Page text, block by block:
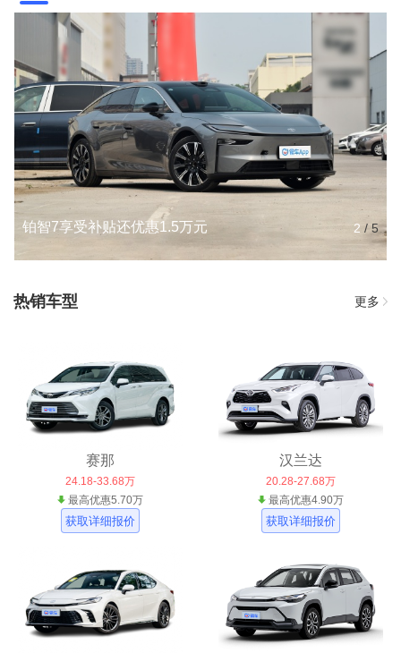
铂智7享受补贴还优惠1.5万元 2 /5
热销车型 更多
赛那
24.18-33.68万
最高优惠5.70万
获取详细报价
汉兰达
20.28-27.68万
最高优惠4.90万
获取详细报价